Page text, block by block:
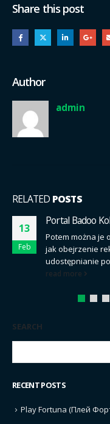
Share this post
Author
admin
RELATED POSTS
Portal Badoo Kobieta
Potem można je
jak obejrzenie reklamy,
udostępnianie postów. Inną
SEARCH
RECENT POSTS
Play Fortuna (Плей